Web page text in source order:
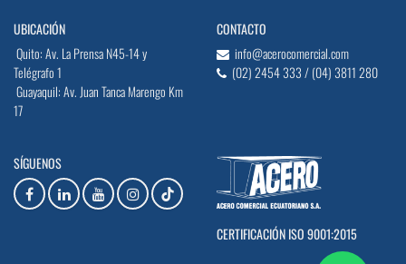
UBICACIÓN
Quito: Av. La Prensa N45-14 y
Telégrafo 1
Guayaquil: Av. Juan Tanca Marengo Km
17
CONTACTO
info@acerocomercial.com
(02) 2454 333 / (04) 3811 280
SÍGUENOS
CERTIFICACIÓN ISO 9001:2015